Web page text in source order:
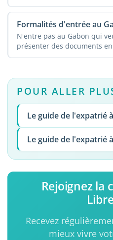
Formalités d'entrée au
N'entre pas au Gabon qui
présenter des documents
POUR ALLER
Le guide de l'expatrié
Le guide de l'expatrié
Rejoignez la
Recevez
mieux vivre